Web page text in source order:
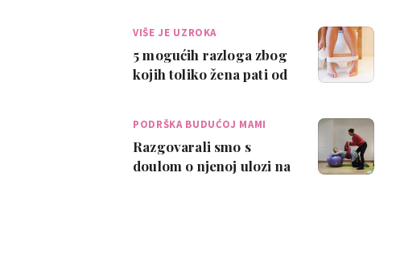
VIŠE JE UZROKA
5 mogućih razloga zbog
kojih toliko žena pati od
PODRŠKA BUDUĆOJ MAMI
Razgovarali smo s
doulom o njenoj ulozi na